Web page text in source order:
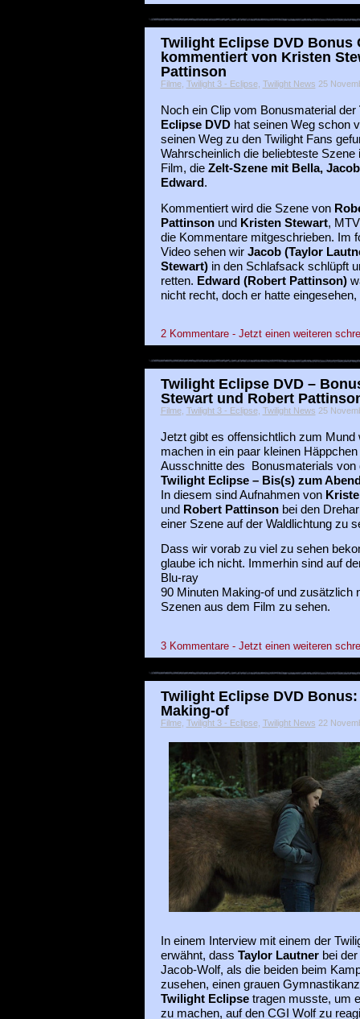
Twilight Eclipse DVD Bonus
kommentiert von Kristen
Pattinson
Filme, Twilight 3 - Eclipse, Twilight News 25
Noch ein Clip vom Bonusmaterial der
Eclipse DVDhat seinen Weg schon
seinen Weg zu den Twilight Fans
Wahrscheinlich die beliebteste Szene
Film, die Zelt-Szene mit Bella,
Edward.
Kommentiert wird die Szene von
Pattinsonund Kristen Stewart,
die Kommentare mitgeschrieben. Im
Video sehen wir Jacob (Taylor
Stewart)in den Schlafsack schlüpft
retten. Edward (Robert Pattinson)
nicht recht, doch er hatte
2 Kommentare - Jetzt einen weiteren
Twilight Eclipse DVD –
Stewart und Robert
Filme, Twilight 3 - Eclipse, Twilight News 25
Jetzt gibt es offensichtlich zum Mund
machen in ein paar kleinen Häppchen
Ausschnitte des Bonusmaterials von
Twilight Eclipse – Bis(s) zum
In diesem sind Aufnahmen von
und Robert Pattinsonbei den
einer Szene auf der Waldlichtung zu
Dass wir vorab zu viel zu sehen
glaube ich nicht. Immerhin sind auf
Blu-ray
90 Minuten Making-of und zusätzlich
Szenen aus dem Film zu sehen.
3 Kommentare - Jetzt einen weiteren
Twilight Eclipse DVD
Making-of
Filme, Twilight 3 - Eclipse, Twilight News 22
In einem Interview mit einem der
erwähnt, dass Taylor Lautnerbei der
Jacob-Wolf, als die beiden beim
zusehen, einen grauen
Twilight Eclipsetragen musste, um
zu machen, auf den CGI Wolf zu